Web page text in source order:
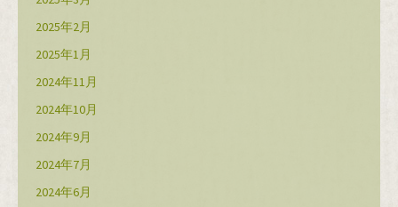
2025年2月
2025年1月
2024年11月
2024年10月
2024年9月
2024年7月
2024年6月